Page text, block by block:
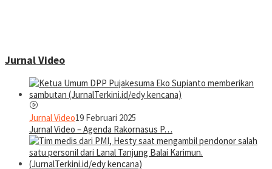
Jurnal Video
Jurnal Video19 Februari 2025
Jurnal Video – Agenda Rakornasus P…